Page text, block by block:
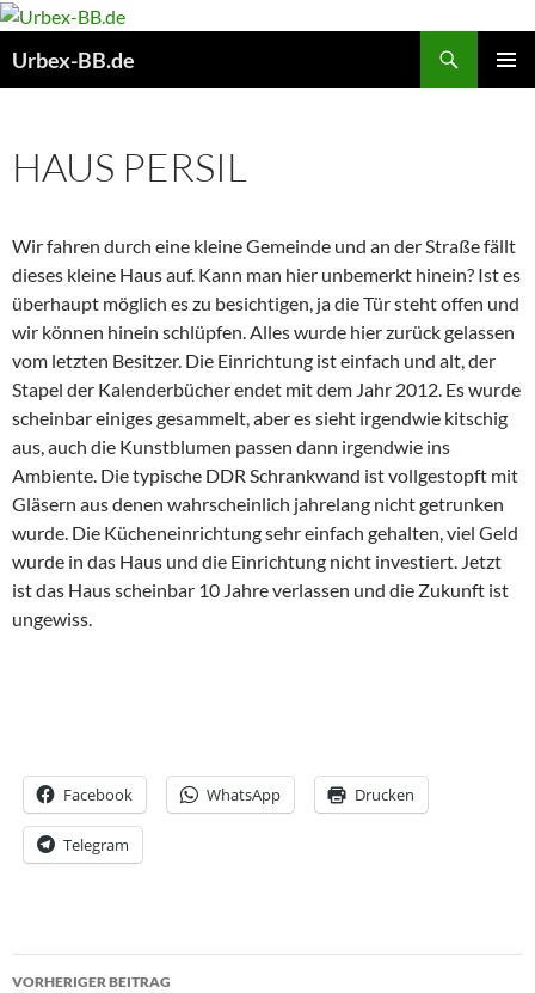
Urbex-BB.de
HAUS PERSIL
Wir fahren durch eine kleine Gemeinde und an der Straße fällt
dieses kleine Haus auf. Kann man hier unbemerkt hinein? Ist es
überhaupt möglich es zu besichtigen, ja die Tür steht offen und
wir können hinein schlüpfen. Alles wurde hier zurück gelassen
vom letzten Besitzer. Die Einrichtung ist einfach und alt, der
Stapel der Kalenderbücher endet mit dem Jahr 2012. Es wurde
scheinbar einiges gesammelt, aber es sieht irgendwie kitschig
aus, auch die Kunstblumen passen dann irgendwie ins
Ambiente. Die typische DDR Schrankwand ist vollgestopft mit
Gläsern aus denen wahrscheinlich jahrelang nicht getrunken
wurde. Die Kücheneinrichtung sehr einfach gehalten, viel Geld
wurde in das Haus und die Einrichtung nicht investiert. Jetzt
ist das Haus scheinbar 10 Jahre verlassen und die Zukunft ist
ungewiss.
Facebook WhatsApp Drucken
Telegram
Beitrags-
VORHERIGER BEITRAG